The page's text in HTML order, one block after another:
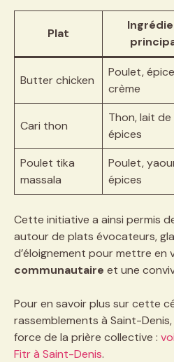
Plat
Butter chicken
Poulet,
crème
Cari thon
Thon, lait
épices
Poulet tika
massala
Poulet,
épices
Cette initiative a ainsi permis
autour de plats évocateurs,
d’éloignement pour mettre en
communautaire et une
Pour en savoir plus sur cette
rassemblements à Saint-
force de la prière collective :
Fitr à Saint-Denis.